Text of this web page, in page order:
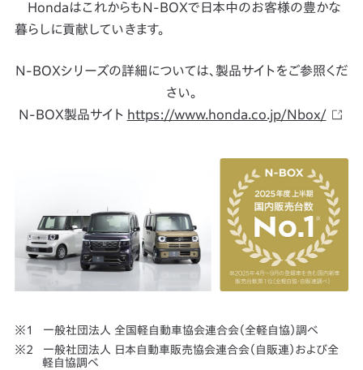
HondaはこれからもN-BOXで日本中のお客様の豊かな
暮らしに貢献していきます。
N-BOXシリーズの詳細については、製品サイトをご参照くだ
さい。
N-BOX製品サイト https://www.honda.co.jp/Nbox/
一般社団法人 全国軽自動車協会連合会（全軽自協）調べ
一般社団法人 日本自動車販売協会連合会（自販連）および全
軽自協調べ